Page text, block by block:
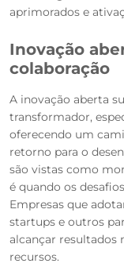
aprimorados e
Inovação
colaboração
A inovação aberta
transformador,
oferecendo um
retorno para o
são vistas como
é quando os
Empresas que
startups e outros
alcançar resultados
recursos.